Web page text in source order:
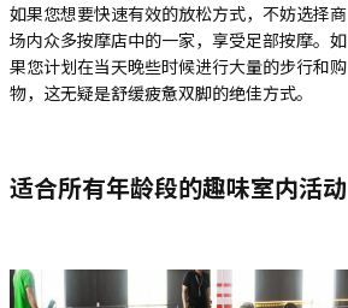
如果您想要快速有效的放松方式，不妨选择商
场内众多按摩店中的一家，享受足部按摩。如
果您计划在当天晚些时候进行大量的步行和购
物，这无疑是舒缓疲惫双脚的绝佳方式。
适合所有年龄段的趣味室内活动